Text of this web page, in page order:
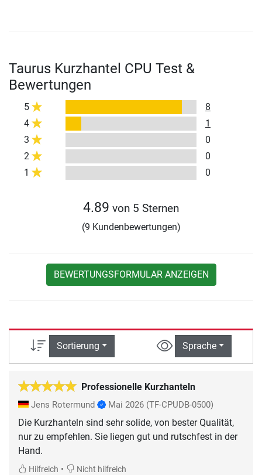
Taurus Kurzhantel CPU Test &
Bewertungen
5
8
4
1
3
0
2
0
1
0
4.89 von 5 Sternen
(9 Kundenbewertungen)
BEWERTUNGSFORMULAR ANZEIGEN
Sortierung Sprache
Professionelle Kurzhanteln
Jens Rotermund Mai 2026 (TF-CPUDB-0500)
Die Kurzhanteln sind sehr solide, von bester Qualität,
nur zu empfehlen. Sie liegen gut und rutschfest in der
Hand.
Hilfreich • Nicht hilfreich